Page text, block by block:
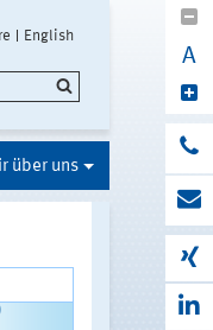
English
A
über uns